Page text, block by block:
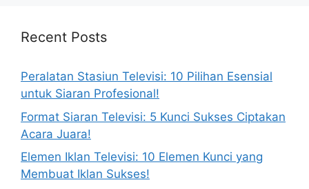
Recent Posts
Peralatan Stasiun Televisi: 10 Pilihan Esensial
untuk Siaran Profesional!
Format Siaran Televisi: 5 Kunci Sukses Ciptakan
Acara Juara!
Elemen Iklan Televisi: 10 Elemen Kunci yang
Membuat Iklan Sukses!